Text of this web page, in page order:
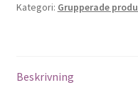
Kategori: Grupperade
Beskrivning